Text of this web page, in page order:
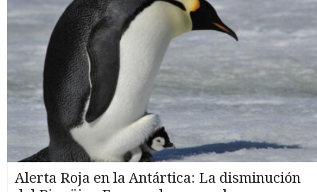
Alerta Roja en la Antártica: La disminución